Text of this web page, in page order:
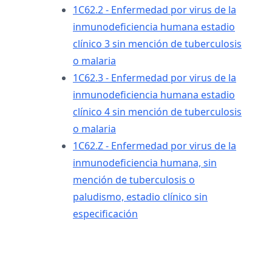
1C62.2 - Enfermedad por virus de la
inmunodeficiencia humana estadio
clínico 3 sin mención de tuberculosis
o malaria
1C62.3 - Enfermedad por virus de la
inmunodeficiencia humana estadio
clínico 4 sin mención de tuberculosis
o malaria
1C62.Z - Enfermedad por virus de la
inmunodeficiencia humana, sin
mención de tuberculosis o
paludismo, estadio clínico sin
especificación